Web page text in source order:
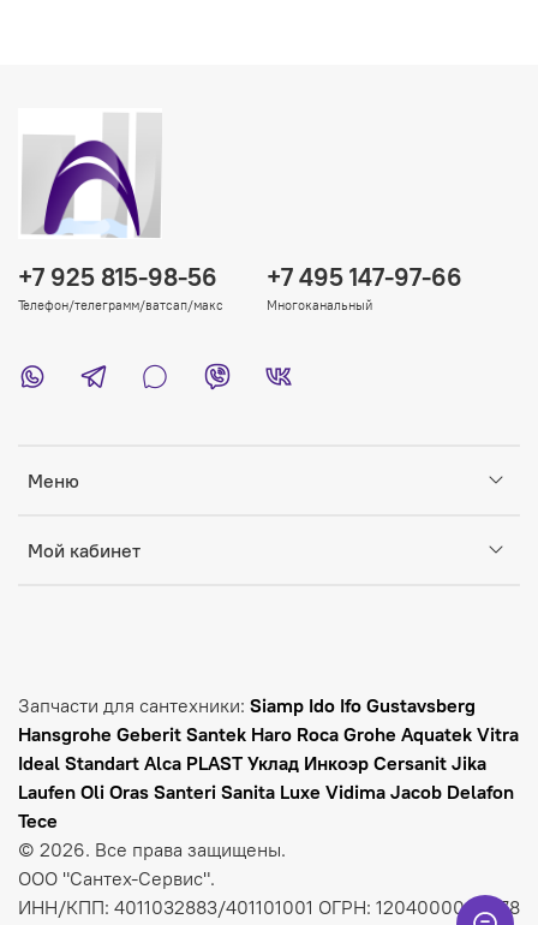
Меню
Мой кабинет
+7 925 815-98-56
Телефон/телеграмм/ватсап/макс
+7 495 147-97-66
Многоканальный
Запчасти для сантехники: Siamp Ido Ifo Gustavsberg
Hansgrohe Geberit Santek Haro Roca Grohe Aquatek Vitra
Ideal Standart Alca PLAST Уклад Инкоэр Cersanit Jika
Laufen Oli Oras Santeri Sanita Luxe Vidima Jacob Delafon
Tece
© 2026. Все права защищены.
ООО "Сантех-Сервис".
ИНН/КПП: 4011032883/401101001 ОГРН: 1204000009278